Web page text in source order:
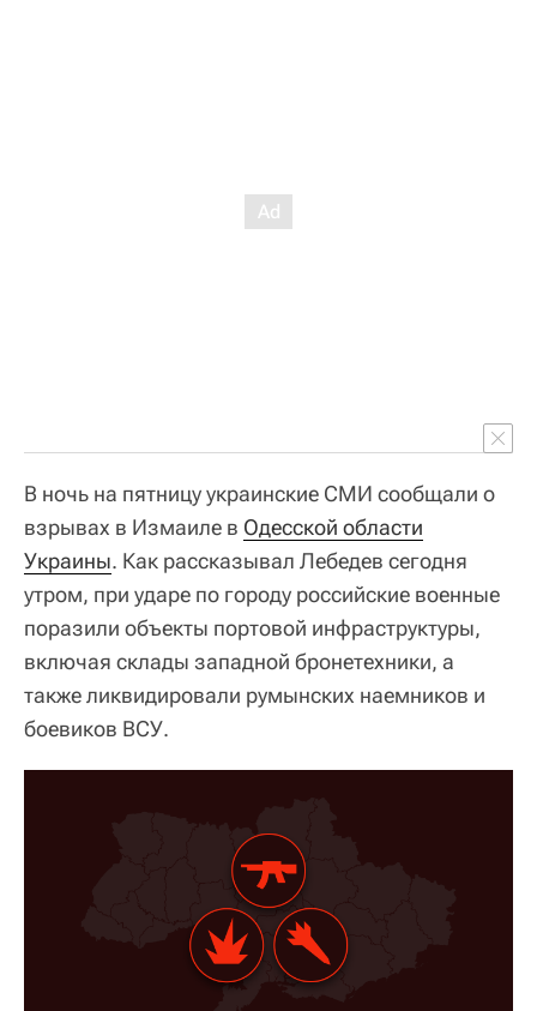
В ночь на пятницу украинские СМИ сообщали о
взрывах в Измаиле в Одесской области
Украины. Как рассказывал Лебедев сегодня
утром, при ударе по городу российские военные
поразили объекты портовой инфраструктуры,
включая склады западной бронетехники, а
также ликвидировали румынских наемников и
боевиков ВСУ.